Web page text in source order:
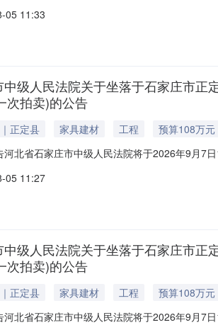
0001383号，用途：住宅。起拍价：108万元，
05 11:33
级人民法院关于坐落于石家庄市
次拍卖)的公告
正定县 家具建材 工程
预算108万元
河北省石家庄市中级人民法院将于2026年9月7
号，用途：住宅。起拍价：108万元，保
05 11:27
级人民法院关于坐落于石家庄市
次拍卖)的公告
正定县 家具建材 工程
预算108万元
河北省石家庄市中级人民法院将于2026年9月7